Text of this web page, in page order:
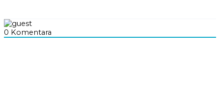
0 Komentara